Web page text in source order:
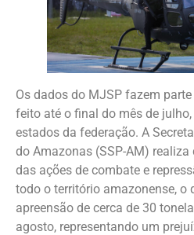
Os dados do MJSP fazem
feito até o final do mês de
estados da federação. A
do Amazonas (SSP-AM)
das ações de combate e
todo o território amazonense, o
apreensão de cerca de 30
agosto, representando um